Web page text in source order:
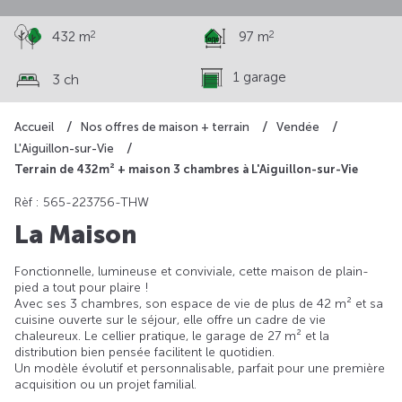
Accueil Nos offres de maison + terrain
Vendée
L'Aiguillon-sur-Vie
Terrain de 432m² + maison 3 chambres à L'Aiguillon-sur-Vie
432 m2 97 m2
3 ch 1 garage
Rèf : 565-223756-THW
La Maison
Fonctionnelle, lumineuse et conviviale, cette maison de plain-
pied a tout pour plaire !
Avec ses 3 chambres, son espace de vie de plus de 42 m² et sa
cuisine ouverte sur le séjour, elle offre un cadre de vie
chaleureux. Le cellier pratique, le garage de 27 m² et la
distribution bien pensée facilitent le quotidien.
Un modèle évolutif et personnalisable, parfait pour une première
acquisition ou un projet familial.